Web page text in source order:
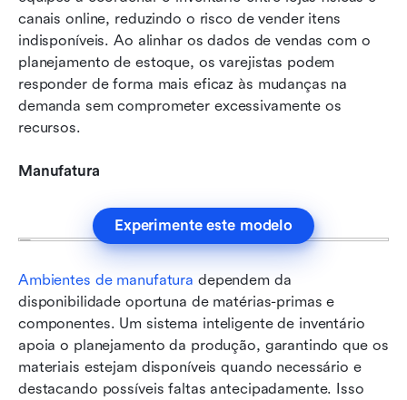
canais online, reduzindo o risco de vender itens
indisponíveis. Ao alinhar os dados de vendas com o
planejamento de estoque, os varejistas podem
responder de forma mais eficaz às mudanças na
demanda sem comprometer excessivamente os
recursos.
Manufatura
Experimente este modelo
Ambientes de manufatura dependem da
disponibilidade oportuna de matérias-primas e
componentes. Um sistema inteligente de inventário
apoia o planejamento da produção, garantindo que os
materiais estejam disponíveis quando necessário e
destacando possíveis faltas antecipadamente. Isso